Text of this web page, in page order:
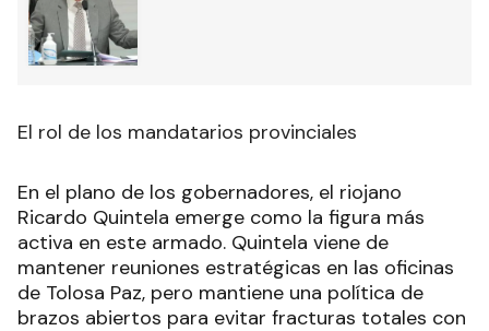
El rol de los mandatarios provinciales
En el plano de los gobernadores, el riojano
Ricardo Quintela emerge como la figura más
activa en este armado. Quintela viene de
mantener reuniones estratégicas en las oficinas
de Tolosa Paz, pero mantiene una política de
brazos abiertos para evitar fracturas totales con